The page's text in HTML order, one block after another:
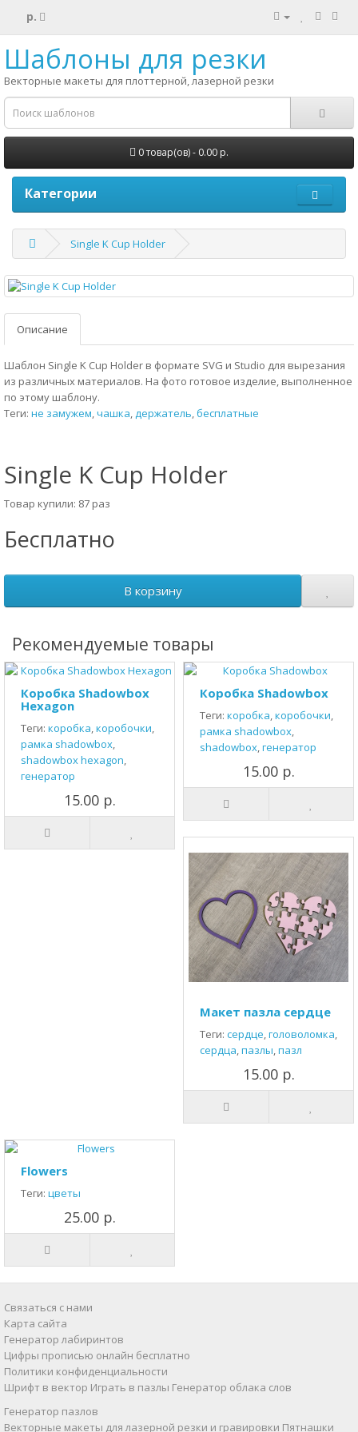
р.
Шаблоны для резки
Векторные макеты для плоттерной, лазерной резки
0 товар(ов) - 0.00 р.
Категории
Single K Cup Holder
Описание
Шаблон Single K Cup Holder в формате SVG и Studio для вырезания
из различных материалов. На фото готовое изделие, выполненное
по этому шаблону.
Теги: не замужем,чашка,держатель,бесплатные
Single K Cup Holder
Товар купили: 87 раз
Бесплатно
В корзину
Рекомендуемые товары
Коробка Shadowbox
Hexagon
Теги: коробка,коробочки,
рамка shadowbox,
shadowbox hexagon,
генератор
15.00 р.
Коробка Shadowbox
Теги: коробка,коробочки,
рамка shadowbox,
shadowbox,генератор
15.00 р.
Макет пазла сердце
Теги: сердце,головоломка,
сердца,пазлы,пазл
15.00 р.
Flowers
Теги: цветы
25.00 р.
Связаться с нами
Карта сайта
Генератор лабиринтов
Цифры прописью онлайн бесплатно
Политики конфиденциальности
Шрифт в вектор Играть в пазлы Генератор облака слов
Генератор пазлов
Векторные макеты для лазерной резки и гравировки Пятнашки